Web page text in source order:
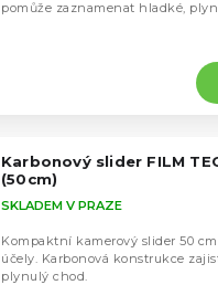
pomůže zaznamenat hladké,
Karbonový slider FILM
(50cm)
SKLADEM V PRAZE
Kompaktní kamerový slider 50
účely. Karbonová konstrukce
plynulý chod.